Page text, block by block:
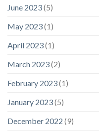
June 2023(5)
May 2023(1)
April 2023(1)
March 2023(2)
February 2023(1)
January 2023(5)
December 2022 (9)